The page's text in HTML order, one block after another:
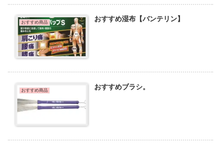
おすすめ商品 おすすめ湿布【バンテリン】
おすすめ商品 おすすめブラシ。